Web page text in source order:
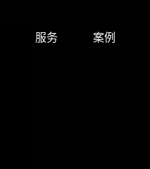
服务 案例